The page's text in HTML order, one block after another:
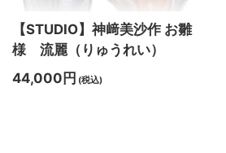
【STUDIO】神﨑美沙作 お雛
様 流麗（りゅうれい）
44,000円 (税込)